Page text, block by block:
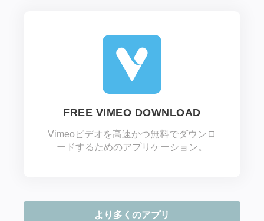
FREE VIMEO DOWNLOAD
Vimeoビデオを高速かつ無料でダウンロ
ードするためのアプリケーション。
より多くのアプリ